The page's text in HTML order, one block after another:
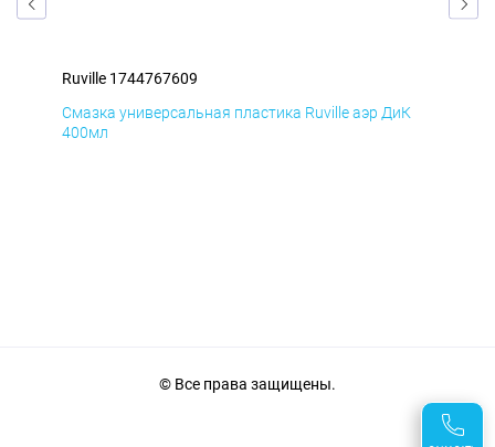
Ruville 1744767609
Смазка универсальная пластика Ruville аэр ДиК
400мл
© Все права защищены.